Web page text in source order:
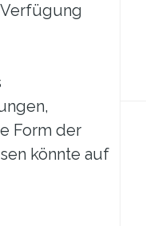
Form der
könnte auf